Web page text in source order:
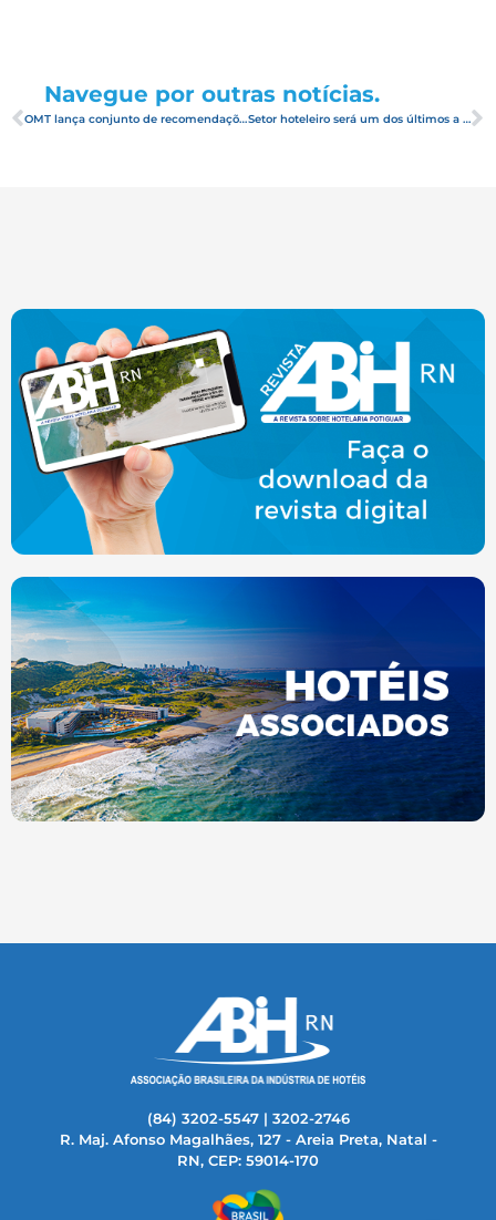
Navegue por outras notícias.
OMT lança conjunto de recomendações para recuperação do Turismo Setor hoteleiro será um dos últimos a se recuperar, pós coronavírus, apontam estudos
(84) 3202-5547 | 3202-2746
R. Maj. Afonso Magalhães, 127 - Areia Preta, Natal -
RN, CEP: 59014-170